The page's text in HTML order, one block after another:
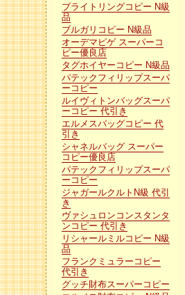
ブライトリングコピー N級
品
ブルガリコピー N級品
オーデマピゲ スーパーコ
ピー優良店
タグホイヤーコピー N級品
パテックフィリップスーパ
ーコピー
ルイヴィトンバッグスーパ
ーコピー 代引き
エルメスバッグコピー 代
引き
シャネルバッグ スーパー
コピー優良店
パテックフィリップスーパ
ーコピー
ジャガールクルトN級 代引
き
ヴァシュロンコンスタンタ
ンコピー 代引き
リシャールミルコピー N級
品
フランクミュラーコピー
代引き
グッチ財布スーパーコピー